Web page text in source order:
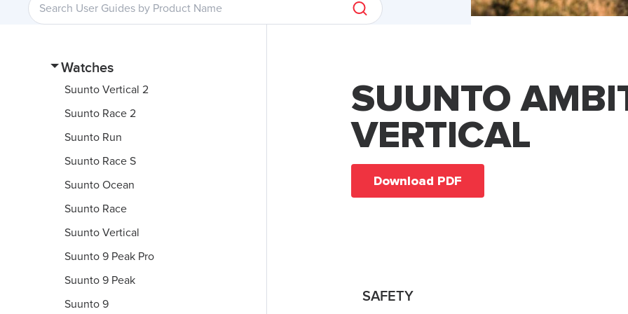
Watches
Suunto Vertical 2
Suunto Race 2
Suunto Run
Suunto Race S
Suunto Ocean
Suunto Race
Suunto Vertical
Suunto 9 Peak Pro
Suunto 9 Peak
Suunto 9
SUUNTO
VERTICAL
Download PDF
SAFETY